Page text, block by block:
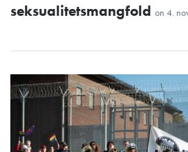
seksualitetsmangfold on 4.